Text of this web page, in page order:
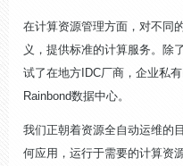
在计算资源管理方面，对不同
义，提供标准的计算服务。除
试了在地方IDC厂商，企业私
Rainbond数据中心。
我们正朝着资源全自动运维的
何应用，运行于需要的计算资